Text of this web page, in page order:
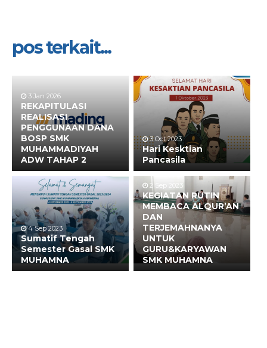
pos terkait...
3 Jan 2026
REKAPITULASI
REALISASI
PENGGUNAAN DANA
BOSP SMK
MUHAMMADIYAH
ADW TAHAP 2
3 Oct 2023
Hari Kesktian
Pancasila
4 Sep 2023
Sumatif Tengah
Semester Gasal SMK
MUHAMNA
2 Sep 2023
KEGIATAN RUTIN
MEMBACA ALQUR’AN
DAN
TERJEMAHNANYA
UNTUK
GURU&KARYAWAN
SMK MUHAMNA